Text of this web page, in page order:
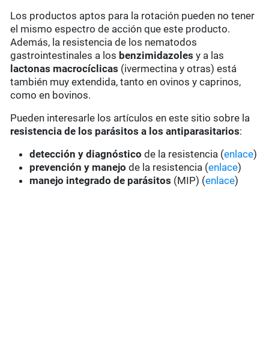
Los productos aptos para la rotación pueden no tener
el mismo espectro de acción que este producto.
Además, la resistencia de los nematodos
gastrointestinales a los benzimidazoles y a las
lactonas macrocíclicas (ivermectina y otras) está
también muy extendida, tanto en ovinos y caprinos,
como en bovinos.
Pueden interesarle los artículos en este sitio sobre la
resistencia de los parásitos a los antiparasitarios:
detección y diagnóstico de la resistencia (enlace)
prevención y manejo de la resistencia (enlace)
manejo integrado de parásitos (MIP) (enlace)